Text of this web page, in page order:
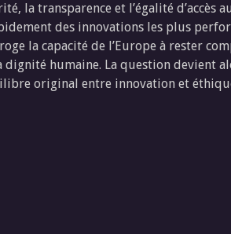
la transparence et l’égalité d’accès
des innovations les plus
la capacité de l’Europe à rester
humaine. La question devient
original entre innovation et